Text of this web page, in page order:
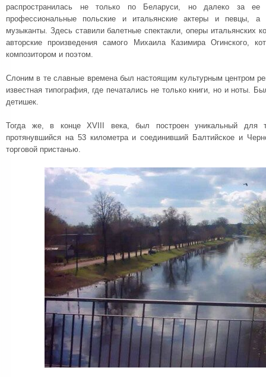
распространилась не только по Беларуси, но далеко за ее
профессиональные польские и итальянские актеры и певцы, а
музыканты. Здесь ставили балетные спектакли, оперы итальянских
авторские произведения самого Михаила Казимира Огинского,
композитором и поэтом.
Слоним в те славные времена был настоящим культурным центром
известная типография, где печатались не только книги, но и ноты.
детишек.
Тогда же, в конце XVIII века, был построен уникальный для
протянувшийся на 53 километра и соединивший Балтийское и
торговой пристанью.